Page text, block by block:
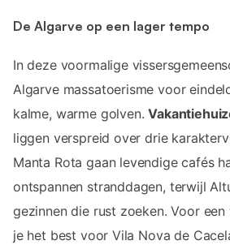
De Algarve op een lager tempo
In deze voormalige
Algarve massatoerisme voor
kalme, warme golven.
liggen verspreid over drie
Manta Rota gaan levendige cafés
ontspannen stranddagen, terwijl
gezinnen die rust zoeken. Voor
je het best voor Vila Nova de